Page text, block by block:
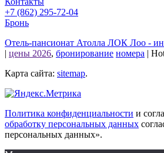
+7 (862) 295-72-04
Бронь
Отель-пансионат Атолла ЛОК Лоо -
| цены 2026, бронирование номера |
Карта сайта: sitemap.
Политика конфиденциальности и
обработку персональных данных
персональных данных».